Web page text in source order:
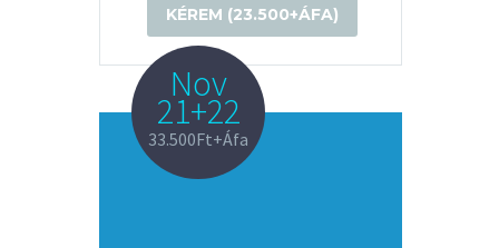
KÉREM (23.500+ÁFA)
Nov
21+22
33.500Ft+Áfa